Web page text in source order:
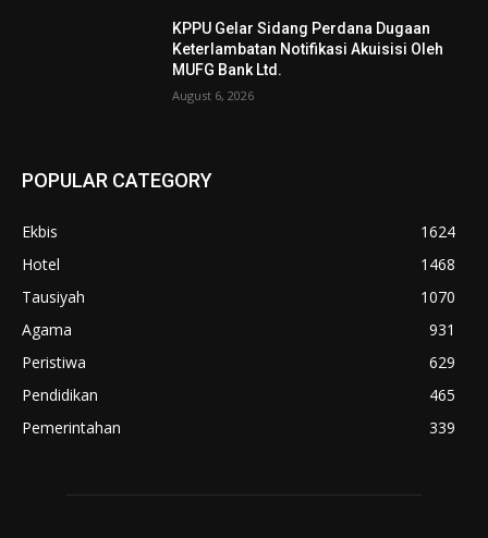
KPPU Gelar Sidang Perdana Dugaan
Keterlambatan Notifikasi Akuisisi Oleh
MUFG Bank Ltd.
August 6, 2026
POPULAR CATEGORY
Ekbis
1624
Hotel
1468
Tausiyah
1070
Agama
931
Peristiwa
629
Pendidikan
465
Pemerintahan
339